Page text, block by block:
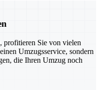
profitieren Sie von vielen
Umzugsservice, sondern
die Ihren Umzug noch